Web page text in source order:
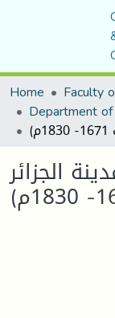
Home
Department
الجزائر